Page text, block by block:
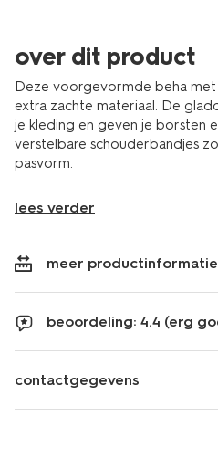
over dit product
Deze voorgevormde beha
extra zachte materiaal. De
je kleding en geven je borsten
verstelbare schouderbandjes
pasvorm.
lees verder
meer productinformatie
beoordeling: 4.4 (erg
contactgegevens